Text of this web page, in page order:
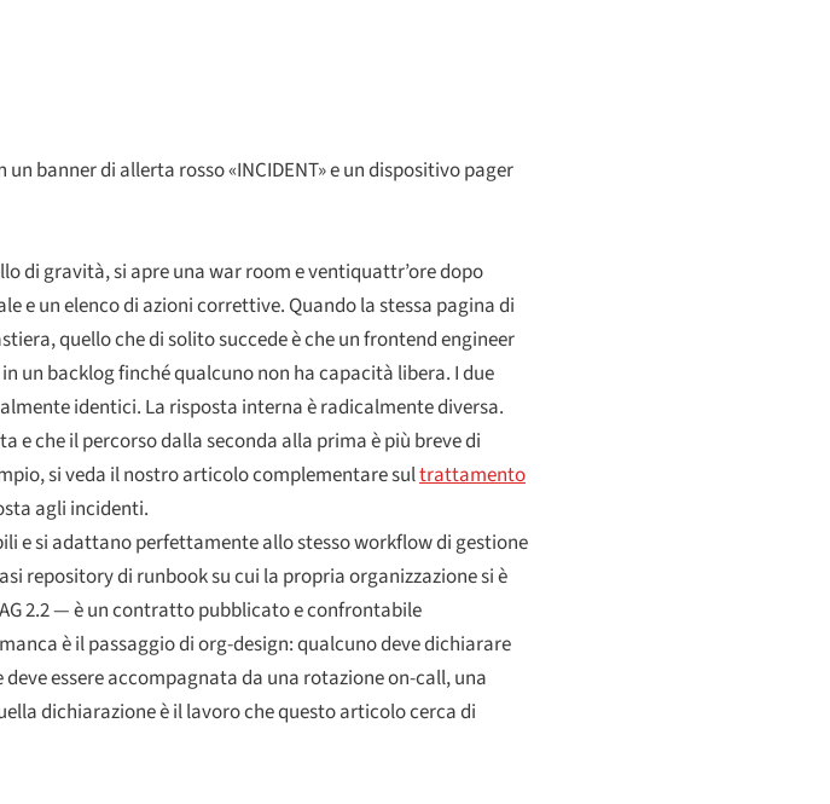
banner di allerta rosso «INCIDENT» e un dispositivo pager
di gravità, si apre una war room e ventiquattr’ore dopo
e un elenco di azioni correttive. Quando la stessa pagina di
quello che di solito succede è che un frontend engineer
un backlog finché qualcuno non ha capacità libera. I due
identici. La risposta interna è radicalmente diversa.
e che il percorso dalla seconda alla prima è più breve di
si veda il nostro articolo complementare sultrattamento
agli incidenti.
e si adattano perfettamente allo stesso workflow di gestione
repository di runbook su cui la propria organizzazione si è
2.2 — è un contratto pubblicato e confrontabile
è il passaggio di org-design: qualcuno deve dichiarare
essere accompagnata da una rotazione on-call, una
dichiarazione è il lavoro che questo articolo cerca di